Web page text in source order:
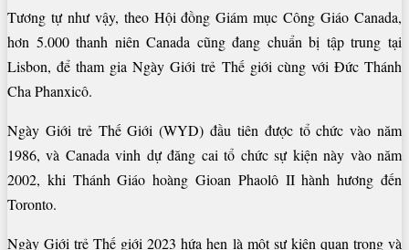
Tương tự như vậy, theo Hội đồng Giám mục Công Giáo Canada,
hơn 5.000 thanh niên Canada cũng đang chuẩn bị tập trung tại
Lisbon, để tham gia Ngày Giới trẻ Thế giới cùng với Đức Thánh
Cha Phanxicô.
Ngày Giới trẻ Thế Giới (WYD) đầu tiên được tổ chức vào năm
1986, và Canada vinh dự đăng cai tổ chức sự kiện này vào năm
2002, khi Thánh Giáo hoàng Gioan Phaolô II hành hương đến
Toronto.
Ngày Giới trẻ Thế giới 2023 hứa hẹn là một sự kiện quan trọng và